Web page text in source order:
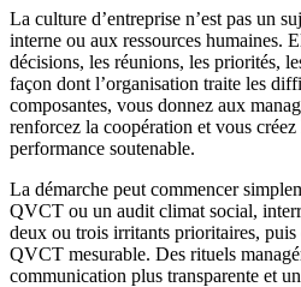
La culture d’entreprise n’est pas un
interne ou aux ressources humaines.
décisions, les réunions, les priorités,
façon dont l’organisation traite les
composantes, vous donnez aux
renforcez la coopération et vous
performance soutenable.
La démarche peut commencer
QVCT ou un audit climat social,
deux ou trois irritants prioritaires, puis
QVCT mesurable. Des rituels
communication plus transparente et